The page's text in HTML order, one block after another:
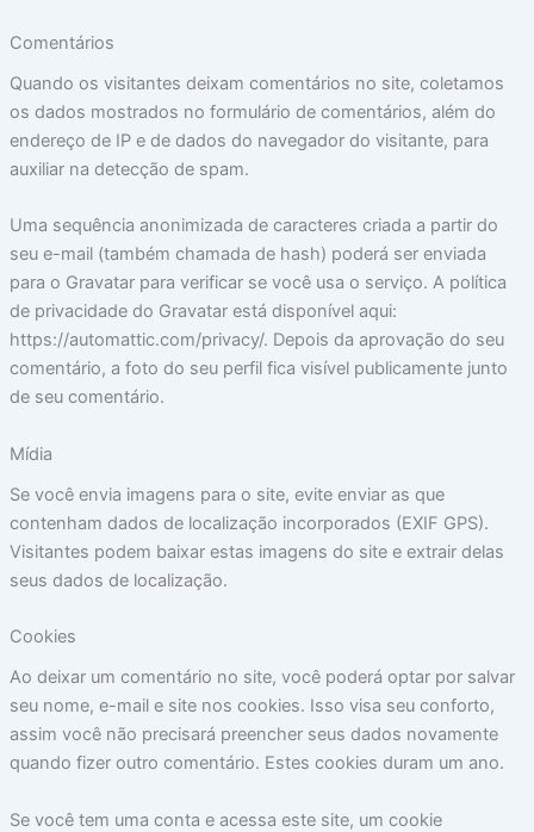
Comentários
Quando os visitantes deixam comentários no site, coletamos
os dados mostrados no formulário de comentários, além do
endereço de IP e de dados do navegador do visitante, para
auxiliar na detecção de spam.
Uma sequência anonimizada de caracteres criada a partir do
seu e-mail (também chamada de hash) poderá ser enviada
para o Gravatar para verificar se você usa o serviço. A política
de privacidade do Gravatar está disponível aqui:
https://automattic.com/privacy/. Depois da aprovação do seu
comentário, a foto do seu perfil fica visível publicamente junto
de seu comentário.
Mídia
Se você envia imagens para o site, evite enviar as que
contenham dados de localização incorporados (EXIF GPS).
Visitantes podem baixar estas imagens do site e extrair delas
seus dados de localização.
Cookies
Ao deixar um comentário no site, você poderá optar por salvar
seu nome, e-mail e site nos cookies. Isso visa seu conforto,
assim você não precisará preencher seus dados novamente
quando fizer outro comentário. Estes cookies duram um ano.
Se você tem uma conta e acessa este site, um cookie